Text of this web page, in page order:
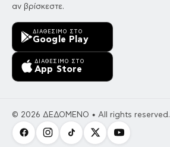
αν βρίσκεστε.
ΔΙΑΘΈΣΙΜΟ ΣΤΟ
Google Play
ΔΙΑΘΈΣΙΜΟ ΣΤΟ
App Store
© 2026 ΔΕΔΟΜΕΝΟ • All rights reserved.